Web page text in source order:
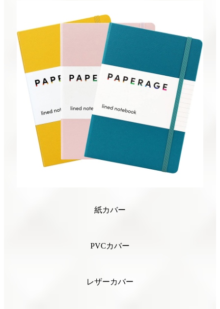
紙カバー
PVCカバー
レザーカバー